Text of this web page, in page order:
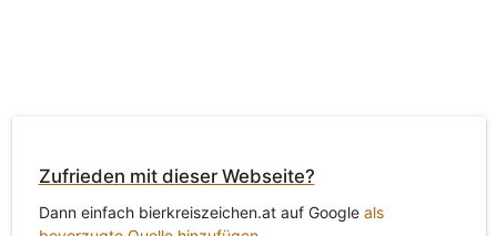
Zufrieden mit dieser Webseite?
Dann einfach bierkreiszeichen.at auf Google als